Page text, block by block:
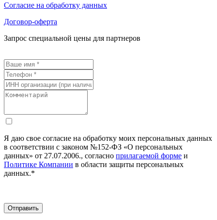
Согласие на обработку данных
Договор-оферта
Запрос специальной цены для партнеров
Я даю свое согласие на обработку моих персональных данных
в соответствии с законом №152-ФЗ «О персональных
данных» от 27.07.2006., согласно прилагаемой форме и
Политике Компании в области защиты персональных
данных.*